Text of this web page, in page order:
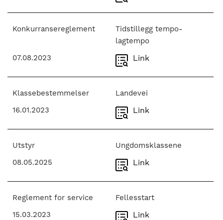
Konkurransereglement
Tidstillegg tempo-
lagtempo
07.08.2023
Link
Klassebestemmelser
Landevei
16.01.2023
Link
Utstyr
Ungdomsklassene
08.05.2025
Link
Reglement for service
Fellesstart
15.03.2023
Link